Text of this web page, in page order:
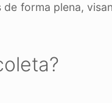
forma plena,